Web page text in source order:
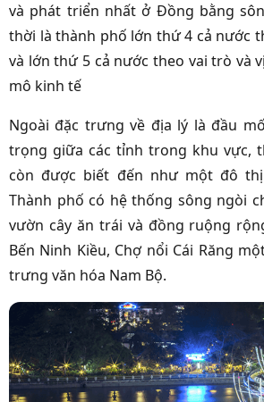
và phát triển nhất ở Đồng bằng
thời là thành phố lớn thứ 4 cả nước
và lớn thứ 5 cả nước theo vai trò và
mô kinh tế
Ngoài đặc trưng về địa lý là đầu
trọng giữa các tỉnh trong khu vực,
còn được biết đến như một đô
Thành phố có hệ thống sông ngòi
vườn cây ăn trái và đồng ruộng
Bến Ninh Kiều, Chợ nổi Cái Răng
trưng văn hóa Nam Bộ.